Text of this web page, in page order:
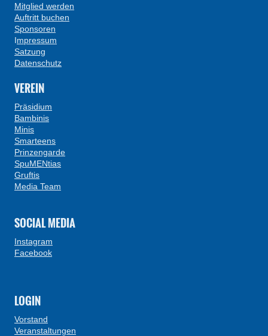
Mitglied werden
Auftritt buchen
Sponsoren
Impressum
Satzung
Datenschutz
VEREIN
Präsidium
Bambinis
Minis
Smarteens
Prinzengarde
SpuMENtias
Gruftis
Media Team
SOCIAL MEDIA
Instagram
Facebook
LOGIN
Vorstand
Veranstaltungen